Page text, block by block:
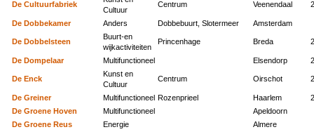
De Cultuurfabriek
Cultuur
Centrum Veenendaal
De Dobbekamer Anders Dobbebuurt, Slotermeer Amsterdam
De Dobbelsteen
Buurt-en
wijkactiviteiten
Princenhage Breda
De Dompelaar Multifunctioneel Elsendorp
De Enck
Kunst en
Cultuur
Centrum Oirschot
De Greiner Multifunctioneel Rozenprieel Haarlem
De Groene Hoven
Multifunctioneel
Apeldoorn
De Groene Reus
Energie Almere